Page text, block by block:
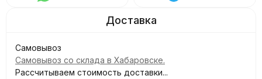
Самовывоз
Самовывоз со склада в Хабаровске.
Рассчитываем стоимость доставки...